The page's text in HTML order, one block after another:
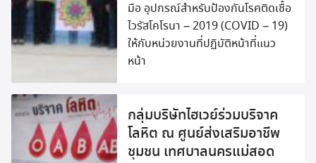
มือ อุปกรณ์สำหรับป้องกันโรคติดเชื้อ
ไวรัสโคโรนา – 2019 (COVID – 19)
ให้กับหน่วยงานที่ปฏิบัติหน้าที่แนว
หน้า
กลุ่มบริษัทไฮเวย์ร่วมบริจาค
โลหิต ณ ศูนย์ส่งเสริมอาชีพ
ชุมชน เทศบาลนครแม่สอด